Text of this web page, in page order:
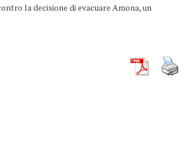
la decisione di evacuare Amona, un